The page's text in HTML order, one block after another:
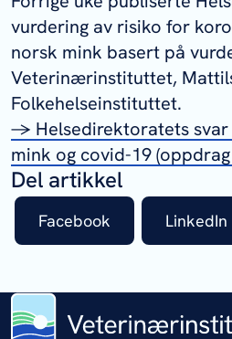
vurdering av risiko for
norsk mink basert på
Veterinærinstituttet,
Folkehelseinstituttet.
→ Helsedirektoratets svar
mink og covid-19 (oppdrag
Del artikkel
Facebook LinkedIn